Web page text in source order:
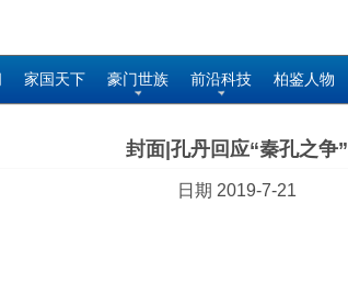
家国天下 豪门世族 前沿科技 柏鉴人物
封面|孔丹回应“秦孔之争”
日期 2019-7-21